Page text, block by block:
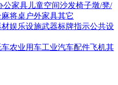
公家具 儿童空间沙发椅子墩/凳/
麻将桌 户外家具其它
材娱乐设施武器标牌指示公共设
车农业用车工业汽车配件飞机其